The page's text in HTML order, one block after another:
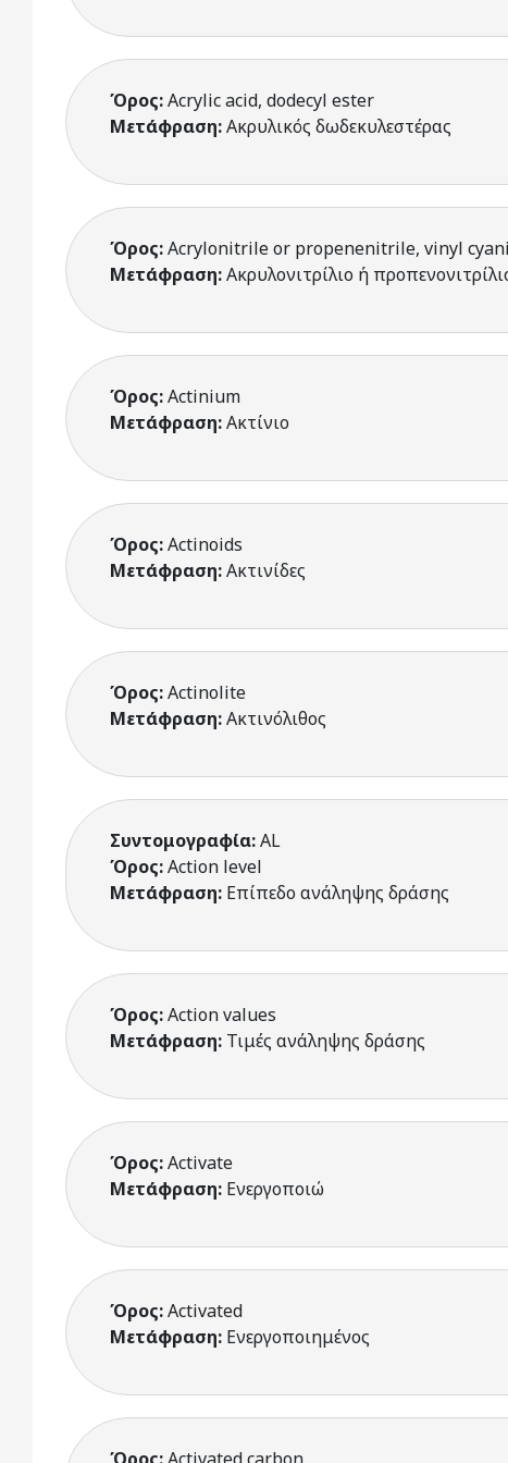
Όρος:Acrylic acid, dodecyl ester
Μετάφραση:Ακρυλικός δωδεκυλεστέρας
Όρος:Acrylonitrile or propenenitrile, vinyl
Μετάφραση:Ακρυλονιτρίλιο ή
Όρος:Actinium
Μετάφραση:Ακτίνιο
Όρος:Actinoids
Μετάφραση:Ακτινίδες
Όρος:Actinolite
Μετάφραση:Ακτινόλιθος
Συντομογραφία:AL
Όρος:Action level
Μετάφραση: Επίπεδο ανάληψης δράσης
Όρος:Action values
Μετάφραση: Τιμές ανάληψης δράσης
Όρος:Activate
Μετάφραση: Ενεργοποιώ
Όρος:Activated
Μετάφραση: Ενεργοποιημένος